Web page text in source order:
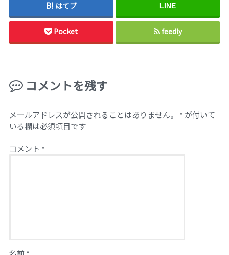
はてブ LINE
Pocket feedly
コメントを残す
メールアドレスが公開されることはありません。 * が付いて
いる欄は必須項目です
コメント *